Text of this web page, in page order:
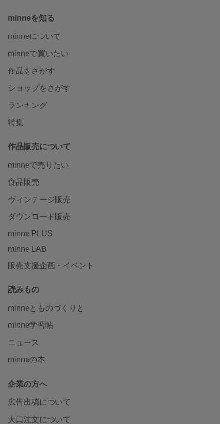
minneを知る
minneについて
minneで買いたい
作品をさがす
ショップをさがす
ランキング
特集
作品販売について
minneで売りたい
食品販売
ヴィンテージ販売
ダウンロード販売
minne PLUS
minne LAB
販売支援企画・イベント
読みもの
minneとものづくりと
minne学習帖
ニュース
minneの本
企業の方へ
広告出稿について
大口注文について